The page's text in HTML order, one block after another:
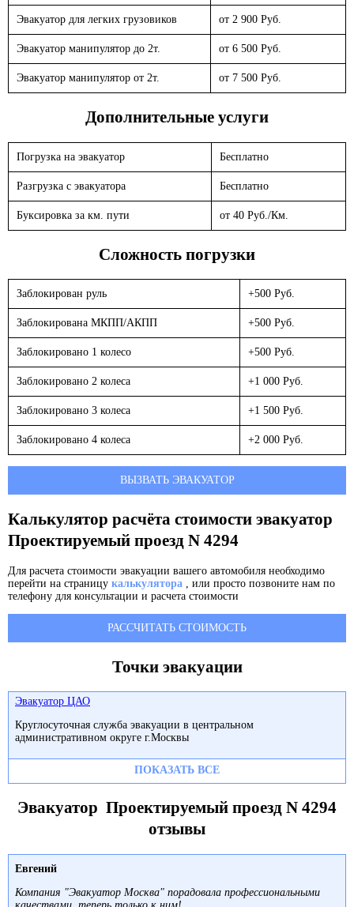
Эвакуатор для легких грузовиков от 2 900 Руб.
Эвакуатор манипулятор до 2т. от 6 500 Руб.
Эвакуатор манипулятор от 2т. от 7 500 Руб.
Дополнительные услуги
Погрузка на эвакуатор Бесплатно
Разгрузка с эвакуатора Бесплатно
Буксировка за км. пути от 40 Руб./Км.
Сложность погрузки
Заблокирован руль +500 Руб.
Заблокирована МКПП/АКПП +500 Руб.
Заблокировано 1 колесо +500 Руб.
Заблокировано 2 колеса +1 000 Руб.
Заблокировано 3 колеса +1 500 Руб.
Заблокировано 4 колеса +2 000 Руб.
ВЫЗВАТЬ ЭВАКУАТОР
Калькулятор расчёта стоимости эвакуатор
Проектируемый проезд N 4294
Для расчета стоимости эвакуации вашего автомобиля необходимо
перейти на страницу калькулятора , или просто позвоните нам по
телефону для консультации и расчета стоимости
РАССЧИТАТЬ СТОИМОСТЬ
Точки эвакуации
Эвакуатор ЦАО
Круглосуточная служба эвакуации в центральном
административном округе г.Москвы
ПОКАЗАТЬ ВСЕ
Эвакуатор Проектируемый проезд N 4294
отзывы
Евгений
Компания "Эвакуатор Москва" порадовала профессиональными